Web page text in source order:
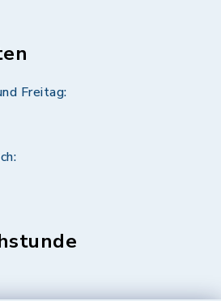
Freitag: